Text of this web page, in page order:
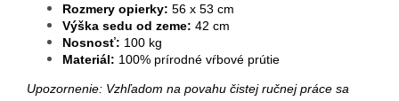
Rozmery opierky: 56 x 53 cm
Výška sedu od zeme: 42 cm
Nosnosť: 100 kg
Materiál: 100% prírodné vŕbové prútie
Upozornenie: Vzhľadom na povahu čistej ručnej práce sa